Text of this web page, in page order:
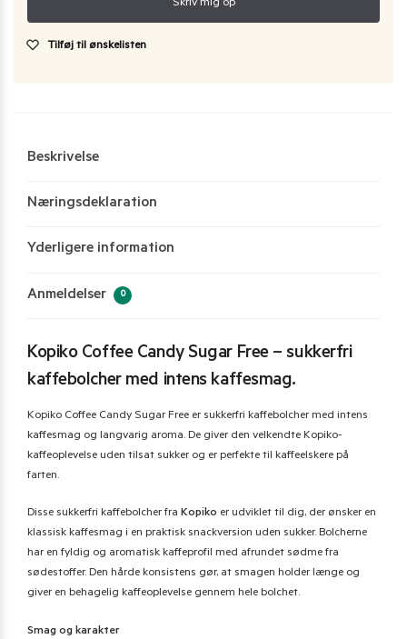
Tilføj til ønskelisten
Beskrivelse
Næringsdeklaration
Yderligere information
Anmeldelser 0
Kopiko Coffee Candy Sugar Free – sukkerfri
kaffebolcher med intens kaffesmag.
Kopiko Coffee Candy Sugar Free er sukkerfri kaffebolcher med intens
kaffesmag og langvarig aroma. De giver den velkendte Kopiko-
kaffeoplevelse uden tilsat sukker og er perfekte til kaffeelskere på
farten.
Disse sukkerfri kaffebolcher fra Kopiko er udviklet til dig, der ønsker en
klassisk kaffesmag i en praktisk snackversion uden sukker. Bolcherne
har en fyldig og aromatisk kaffeprofil med afrundet sødme fra
sødestoffer. Den hårde konsistens gør, at smagen holder længe og
giver en behagelig kaffeoplevelse gennem hele bolchet.
Smag og karakter